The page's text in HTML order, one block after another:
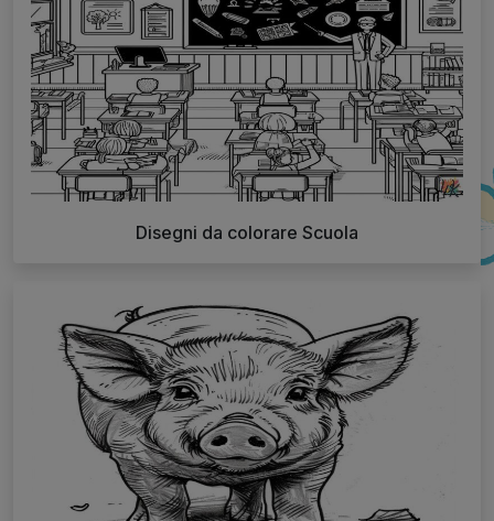
Disegni da colorare Scuola